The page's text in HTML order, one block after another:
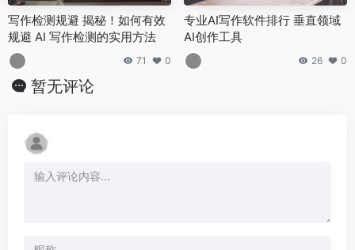
写作检测规避 揭秘！如何有效
规避 AI 写作检测的实用方法
71 0
专业AI写作软件排行 垂直领域
AI创作工具
26 0
暂无评论